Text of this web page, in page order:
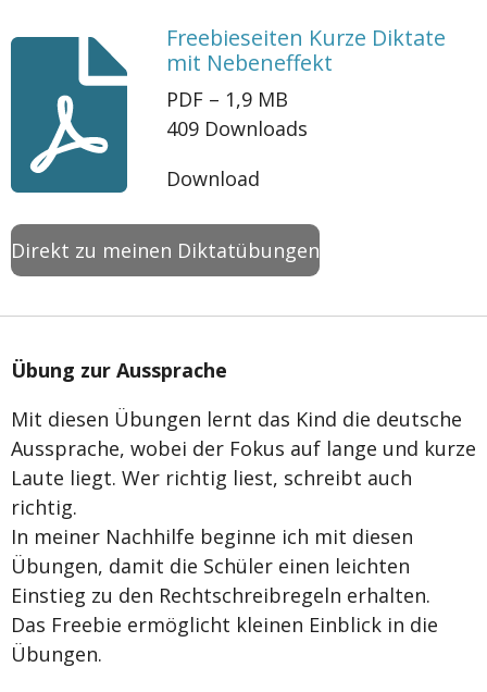
Freebieseiten Kurze Diktate
mit Nebeneffekt
PDF – 1,9 MB
409 Downloads
Download
Direkt zu meinen Diktatübungen
Übung zur Aussprache
Mit diesen Übungen lernt das Kind die deutsche
Aussprache, wobei der Fokus auf lange und kurze
Laute liegt. Wer richtig liest, schreibt auch
richtig.
In meiner Nachhilfe beginne ich mit diesen
Übungen, damit die Schüler einen leichten
Einstieg zu den Rechtschreibregeln erhalten.
Das Freebie ermöglicht kleinen Einblick in die
Übungen.